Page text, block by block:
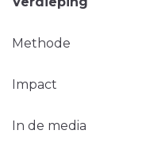
Methode
Impact
In de media